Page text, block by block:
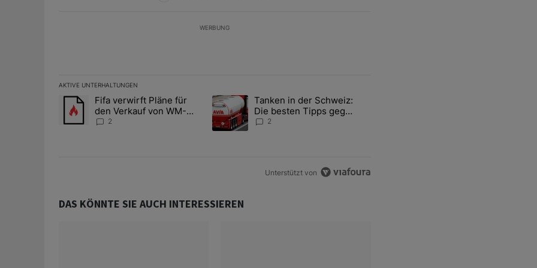
WERBUNG
AKTIVE UNTERHALTUNGEN
Das Folgende ist eine Liste der am meisten kommentierten Artikel der letzten 7 days.
Ein Trendartikel mit dem Titel "Fifa verwirft Pläne für den Verkauf von WM-Anteilen" mit 2 kommentare.
Fifa verwirft Pläne für
den Verkauf von WM-
Anteilen
2
Ein Trendartikel mit dem Titel "Tanken in der Schweiz: Die besten Tipps gegen
Tanken in der Schweiz:
Die besten Tipps gegen
teuren Sprit
2
Unterstützt von
DAS KÖNNTE SIE AUCH INTERESSIEREN